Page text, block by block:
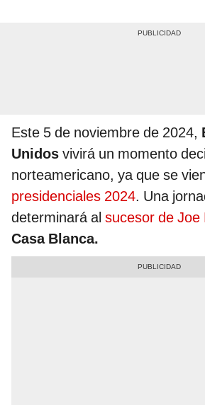
Este 5 de noviembre de 2024,
Unidos vivirá un momento
norteamericano, ya que se
presidenciales 2024. Una
determinará al sucesor de Joe
Casa Blanca.